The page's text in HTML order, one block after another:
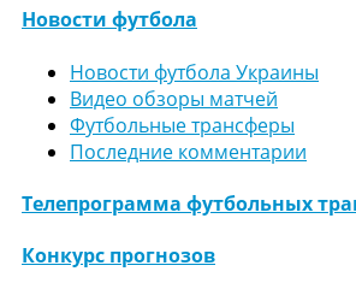
Новости футбола
Новости футбола Украины
Видео обзоры матчей
Футбольные трансферы
Последние комментарии
Телепрограмма футбольных
Конкурс прогнозов